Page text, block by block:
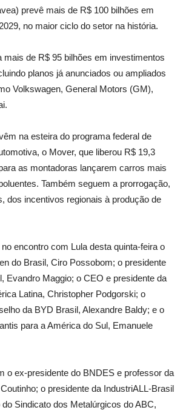
prevê mais de R$ 100 bilhões em
no maior ciclo do setor na história.
mais de R$ 95 bilhões em investimentos
planos já anunciados ou ampliados
Volkswagen, General Motors (GM),
na esteira do programa federal de
o Mover, que liberou R$ 19,3
as montadoras lançarem carros mais
Também seguem a prorrogação,
dos incentivos regionais à produção de
encontro com Lula desta quinta-feira o
do Brasil, Ciro Possobom; o presidente
Evandro Maggio; o CEO e presidente da
Latina, Christopher Podgorski; o
da BYD Brasil, Alexandre Baldy; e o
para a América do Sul, Emanuele
o ex-presidente do BNDES e professor da
o presidente da IndustriALL-Brasil
Sindicato dos Metalúrgicos do ABC,